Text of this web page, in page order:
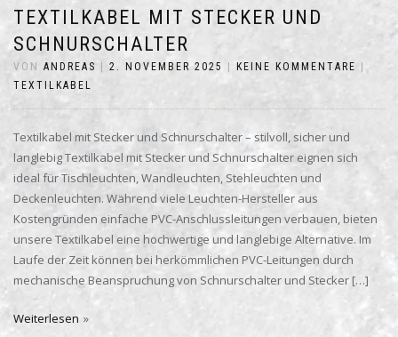
TEXTILKABEL MIT STECKER UND
SCHNURSCHALTER
VON ANDREAS | 2. NOVEMBER 2025 | KEINE KOMMENTARE |
TEXTILKABEL
Textilkabel mit Stecker und Schnurschalter – stilvoll, sicher und
langlebig Textilkabel mit Stecker und Schnurschalter eignen sich
ideal für Tischleuchten, Wandleuchten, Stehleuchten und
Deckenleuchten. Während viele Leuchten-Hersteller aus
Kostengründen einfache PVC-Anschlussleitungen verbauen, bieten
unsere Textilkabel eine hochwertige und langlebige Alternative. Im
Laufe der Zeit können bei herkömmlichen PVC-Leitungen durch
mechanische Beanspruchung von Schnurschalter und Stecker […]
Weiterlesen